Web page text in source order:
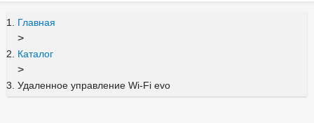
Главная
>
Каталог
>
Удаленное управление Wi-Fi evo